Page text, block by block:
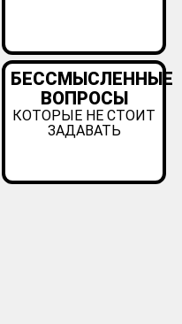
БЕССМЫСЛЕННЫЕ
ВОПРОСЫ
КОТОРЫЕ НЕ СТОИТ
ЗАДАВАТЬ